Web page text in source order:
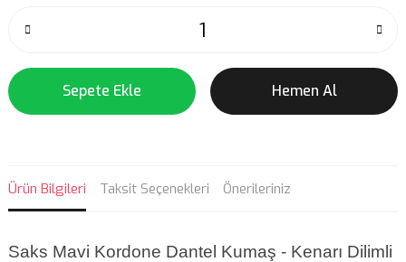
Sepete Ekle Hemen Al
Ürün Bilgileri Taksit Seçenekleri Önerileriniz
Saks Mavi Kordone Dantel Kumaş - Kenarı Dilimli